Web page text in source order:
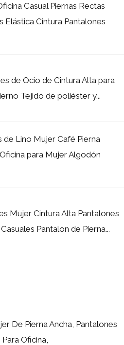
Casual Piernas Rectas
Elástica Cintura Pantalones
de Ocio de Cintura Alta para
Tejido de poliéster y...
de Lino Mujer Café Pierna
para Mujer Algodón
Mujer Cintura Alta Pantalones
Pantalon de Pierna...
De Pierna Ancha, Pantalones
Oficina,